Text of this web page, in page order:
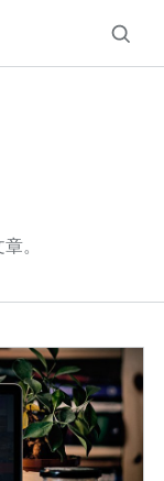
。